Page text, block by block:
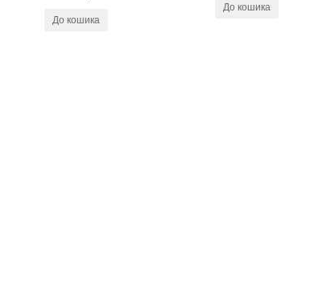
До кошика
До кошика